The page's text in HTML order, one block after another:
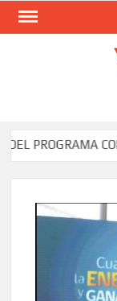
Saltar